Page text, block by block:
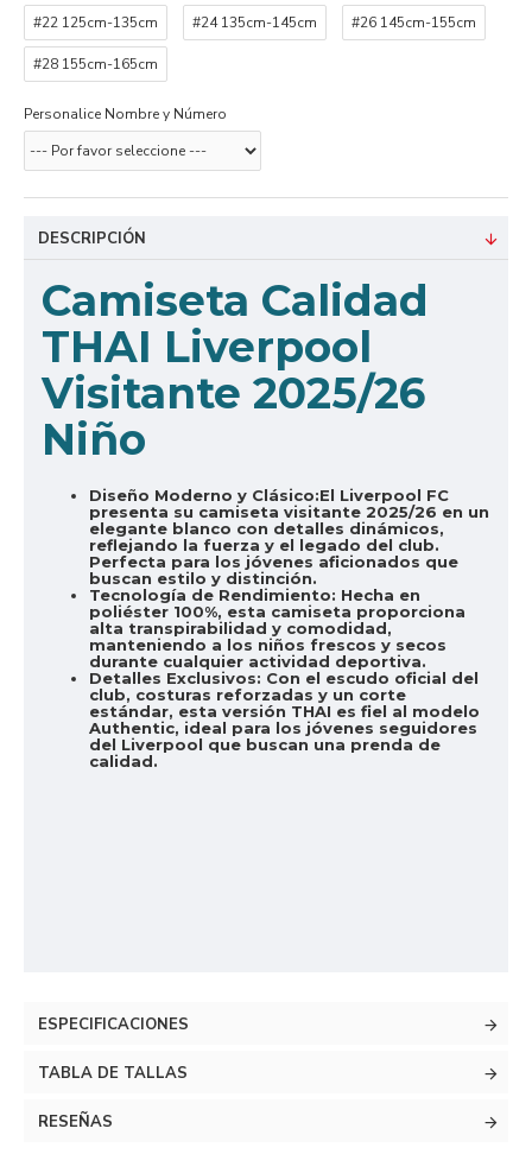
#22 125cm-135cm #24 135cm-145cm #26 145cm-155cm
#28 155cm-165cm
Personalice Nombre y Número
DESCRIPCIÓN
Camiseta Calidad
THAI Liverpool
Visitante 2025/26
Niño
Diseño Moderno y Clásico:El Liverpool FC
presenta su camiseta visitante 2025/26 en un
elegante blanco con detalles dinámicos,
reflejando la fuerza y el legado del club.
Perfecta para los jóvenes aficionados que
buscan estilo y distinción.
Tecnología de Rendimiento: Hecha en
poliéster 100%, esta camiseta proporciona
alta transpirabilidad y comodidad,
manteniendo a los niños frescos y secos
durante cualquier actividad deportiva.
Detalles Exclusivos: Con el escudo oficial del
club, costuras reforzadas y un corte
estándar, esta versión THAI es fiel al modelo
Authentic, ideal para los jóvenes seguidores
del Liverpool que buscan una prenda de
calidad.
ESPECIFICACIONES
TABLA DE TALLAS
RESEÑAS